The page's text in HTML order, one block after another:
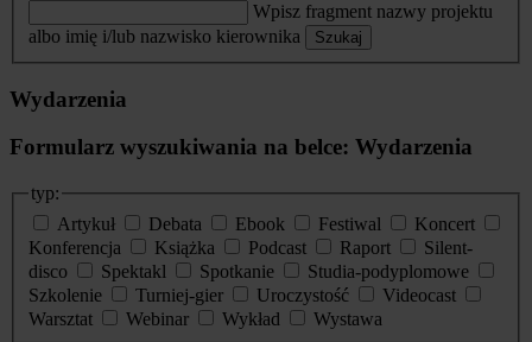
Wpisz fragment nazwy projektu
albo imię i/lub nazwisko kierownika
Szukaj
Wydarzenia
Formularz wyszukiwania na belce: Wydarzenia
typ:
Artykuł
Debata Ebook Festiwal
Koncert
Konferencja
Książka Podcast Raport
Silent-
disco
Spektakl Spotkanie
Studia-podyplomowe
Szkolenie
Turniej-gier Uroczystość
Videocast
Warsztat
Webinar Wykład
Wystawa